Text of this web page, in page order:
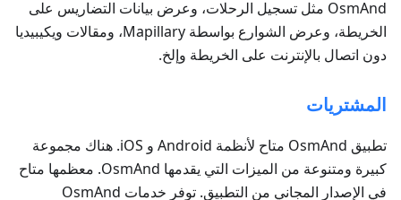
OsmAnd مثل تسجيل الرحلات، وعرض بيانات التضاريس على
الخريطة، وعرض الشوارع بواسطة Mapillary، ومقالات ويكيبيديا
دون اتصال بالإنترنت على الخريطة وإلخ.
المشتريات
تطبيق OsmAnd متاح لأنظمة Android و iOS. هناك مجموعة
كبيرة ومتنوعة من الميزات التي يقدمها OsmAnd. معظمها متاح
في الإصدار المجاني من التطبيق. توفر خدمات OsmAnd